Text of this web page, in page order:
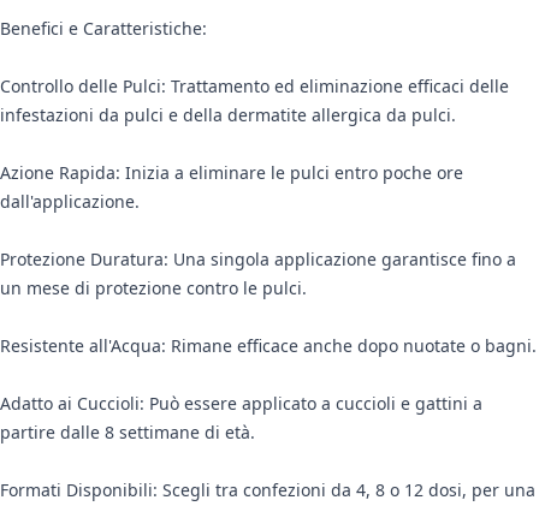
Benefici e Caratteristiche:
Controllo delle Pulci: Trattamento ed eliminazione efficaci delle
infestazioni da pulci e della dermatite allergica da pulci.
Azione Rapida: Inizia a eliminare le pulci entro poche ore
dall'applicazione.
Protezione Duratura: Una singola applicazione garantisce fino a
un mese di protezione contro le pulci.
Resistente all'Acqua: Rimane efficace anche dopo nuotate o bagni.
Adatto ai Cuccioli: Può essere applicato a cuccioli e gattini a
partire dalle 8 settimane di età.
Formati Disponibili: Scegli tra confezioni da 4, 8 o 12 dosi, per una